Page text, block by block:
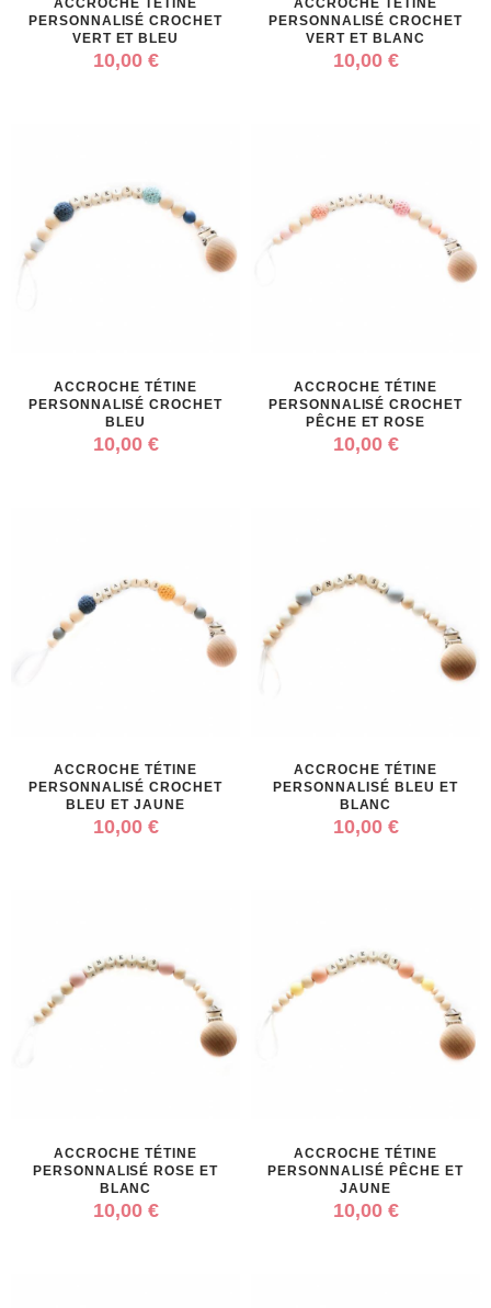
ACCROCHE TÉTINE
PERSONNALISÉ CROCHET
VERT ET BLEU
10,00 €
ACCROCHE TÉTINE
PERSONNALISÉ CROCHET
VERT ET BLANC
10,00 €
ACCROCHE TÉTINE
PERSONNALISÉ CROCHET
BLEU
10,00 €
ACCROCHE TÉTINE
PERSONNALISÉ CROCHET
PÊCHE ET ROSE
10,00 €
ACCROCHE TÉTINE
PERSONNALISÉ CROCHET
BLEU ET JAUNE
10,00 €
ACCROCHE TÉTINE
PERSONNALISÉ BLEU ET
BLANC
10,00 €
ACCROCHE TÉTINE
PERSONNALISÉ ROSE ET
BLANC
10,00 €
ACCROCHE TÉTINE
PERSONNALISÉ PÊCHE ET
JAUNE
10,00 €